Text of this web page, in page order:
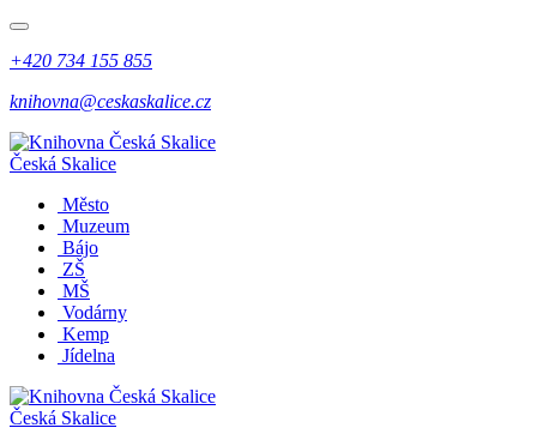
+420 734 155 855
knihovna@ceskaskalice.cz
Česká Skalice
Město
Muzeum
Bájo
ZŠ
MŠ
Vodárny
Kemp
Jídelna
Česká Skalice